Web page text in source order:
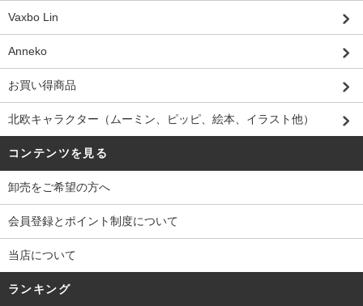
Vaxbo Lin
Anneko
お買い得商品
北欧キャラクター（ムーミン、ピッピ、絵本、イラスト他）
コンテンツを見る
卸売をご希望の方へ
会員登録とポイント制度について
当店について
ランキング